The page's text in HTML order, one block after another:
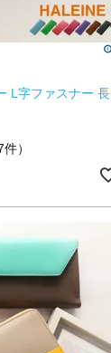
L字ファスナー 長
件）